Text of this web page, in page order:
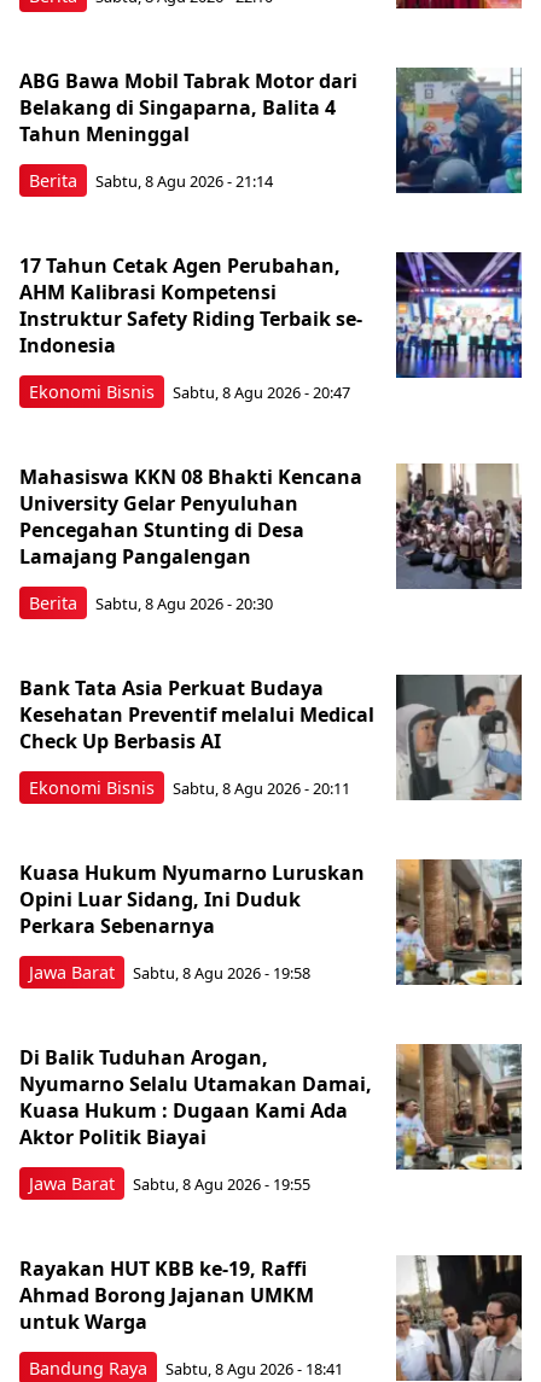
Berita
ABG Bawa Mobil Tabrak Motor dari
Belakang di Singaparna, Balita 4
Tahun Meninggal
Sabtu, 8 Agu 2026 - 21:14
Ekonomi Bisnis
17 Tahun Cetak Agen Perubahan,
AHM Kalibrasi Kompetensi
Instruktur Safety Riding Terbaik se-
Indonesia
Sabtu, 8 Agu 2026 - 20:47
Berita
Mahasiswa KKN 08 Bhakti Kencana
University Gelar Penyuluhan
Pencegahan Stunting di Desa
Lamajang Pangalengan
Sabtu, 8 Agu 2026 - 20:30
Ekonomi Bisnis
Bank Tata Asia Perkuat Budaya
Kesehatan Preventif melalui Medical
Check Up Berbasis AI
Sabtu, 8 Agu 2026 - 20:11
Jawa Barat
Kuasa Hukum Nyumarno Luruskan
Opini Luar Sidang, Ini Duduk
Perkara Sebenarnya ​
Sabtu, 8 Agu 2026 - 19:58
Jawa Barat
Di Balik Tuduhan Arogan,
Nyumarno Selalu Utamakan Damai,
Kuasa Hukum : Dugaan Kami Ada
Aktor Politik Biayai
Sabtu, 8 Agu 2026 - 19:55
Bandung Raya
Rayakan HUT KBB ke-19, Raffi
Ahmad Borong Jajanan UMKM
untuk Warga
Sabtu, 8 Agu 2026 - 18:41